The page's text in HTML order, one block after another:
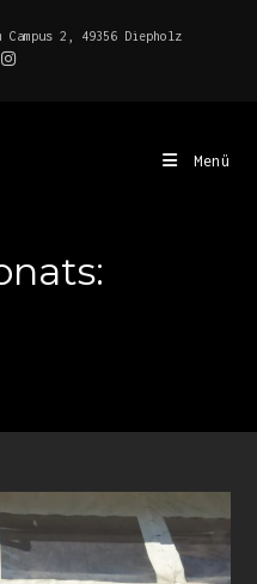
Campus 2, 49356 Diepholz
Menü